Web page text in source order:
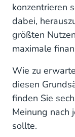
konzentrieren
dabei,
größten
maximale
Wie zu
diesen
finden Sie
Meinung nach
sollte.